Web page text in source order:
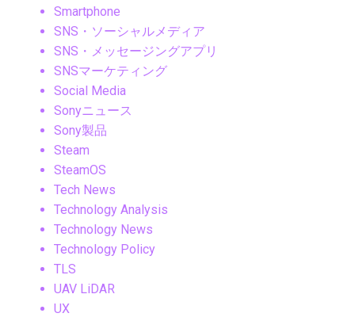
Smartphone
SNS・ソーシャルメディア
SNS・メッセージングアプリ
SNSマーケティング
Social Media
Sonyニュース
Sony製品
Steam
SteamOS
Tech News
Technology Analysis
Technology News
Technology Policy
TLS
UAV LiDAR
UX